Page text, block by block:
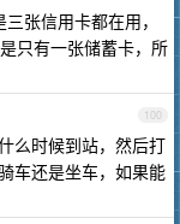
张信用卡都在用，
只有一张储蓄卡，所
100
么时候到站，然后打
车还是坐车，如果能